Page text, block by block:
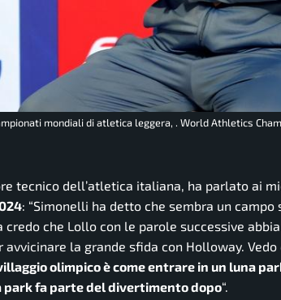
mondiali di atletica leggera, . World Athletics
tecnico dell’atletica italiana, ha parlato ai
: “Simonelli ha detto che sembra un campo
credo che Lollo con le parole successive
avvicinare la grande sfida con Holloway.
olimpico è come entrare in un luna
park fa parte del divertimento dopo“.